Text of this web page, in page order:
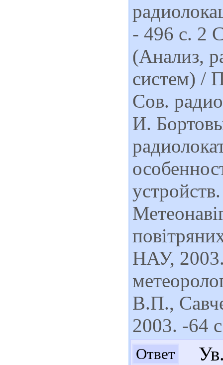
- 496 с. 2
(Анализ,
систем) /
Сов.
И.
НАУ,
В.П.,
2003. -64
Ответ